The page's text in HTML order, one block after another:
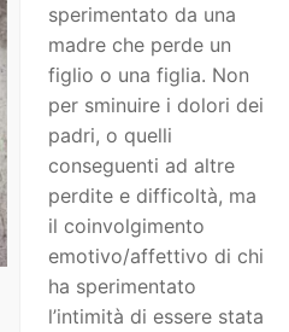
sperimentato da una
madre che perde un
figlio o una figlia. Non
per sminuire i dolori dei
padri, o quelli
conseguenti ad altre
perdite e difficoltà, ma
il coinvolgimento
emotivo/affettivo di chi
ha sperimentato
l’intimità di essere stata